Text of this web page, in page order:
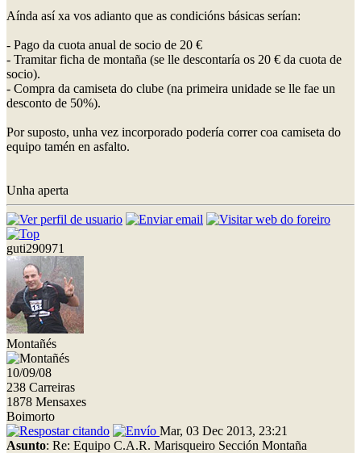
Aínda así xa vos adianto que as condicións básicas serían:
- Pago da cuota anual de socio de 20 €
- Tramitar ficha de montaña (se lle descontaría os 20 € da cuota de
socio).
- Compra da camiseta do clube (na primeira unidade se lle fae un
desconto de 50%).
Por suposto, unha vez incorporado podería correr coa camiseta do
equipo tamén en asfalto.
Unha aperta
guti290971
Montañés
10/09/08
238 Carreiras
1878 Mensaxes
Boimorto
Mar, 03 Dec 2013, 23:21
Asunto: Re: Equipo C.A.R. Marisqueiro Sección Montaña